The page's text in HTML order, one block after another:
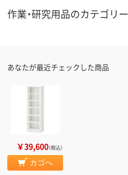
作業・研究用品のカテゴリー
あなたが最近チェックした商品
￥39,600（税込）
カゴへ